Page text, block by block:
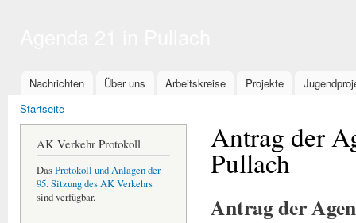
Hauptmenü
Nachrichten Über uns Arbeitskreise Projekte
Sie sind hier
Startseite
AK Verkehr Protokoll
DasProtokoll und Anlagen der
95. Sitzung des AK Verkehrs
sind verfügbar.
Antrag der
Pullach
Antrag der